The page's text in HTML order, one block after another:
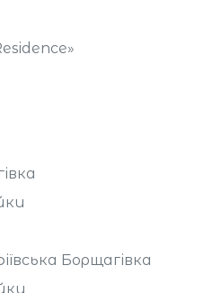
Борщагівка